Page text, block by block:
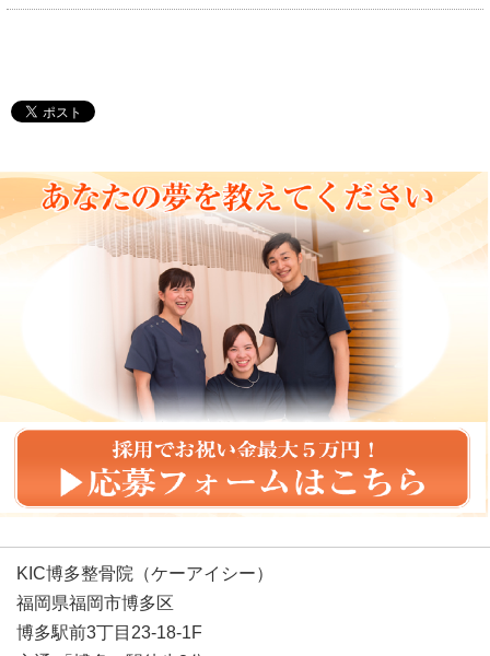
KIC博多整骨院（ケーアイシー）
福岡県福岡市博多区
博多駅前3丁目23-18-1F